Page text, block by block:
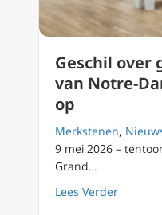
Geschil over
van Notre-
op
Merkstenen,
9 mei 2026 –
Grand…
Lees Verderabout